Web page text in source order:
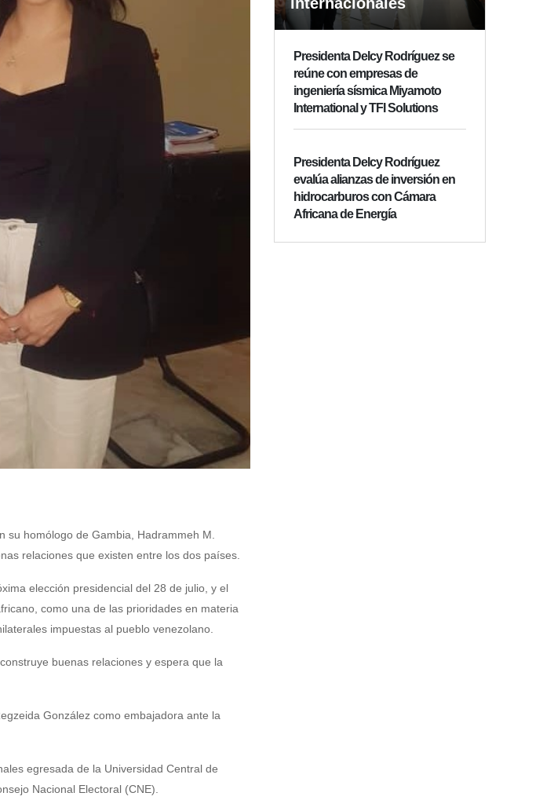
su homólogo de Gambia, Hadrammeh M.
relaciones que existen entre los dos países.
elección presidencial del 28 de julio, y el
como una de las prioridades en materia
impuestas al pueblo venezolano.
buenas relaciones y espera que la
González como embajadora ante la
egresada de la Universidad Central de
Nacional Electoral (CNE).
Presidenta Delcy Rodríguez se
reúne con empresas de
ingeniería sísmica Miyamoto
International y TFI Solutions
Presidenta Delcy Rodríguez
evalúa alianzas de inversión en
hidrocarburos con Cámara
Africana de Energía